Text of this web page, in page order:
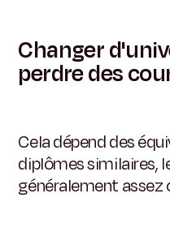
Changer
perdre des
Cela dépend des
diplômes similaires,
généralement assez